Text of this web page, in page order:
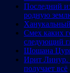
Последний
родную
Смех каких
следующий
Шошана
Ирит Линур.
получает всё